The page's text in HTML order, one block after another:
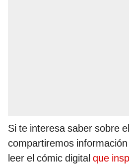
Si te interesa saber sobre
compartiremos
leer el cómic digital que